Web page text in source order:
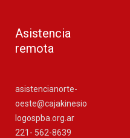
Asistencia
remota
asistencianorte-
oeste@cajakinesio
logospba.org.ar
221- 562-8639